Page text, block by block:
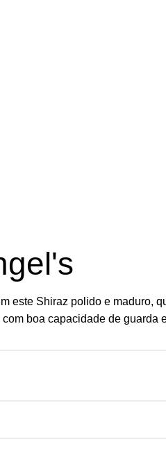
este Shiraz polido e maduro,
boa capacidade de guarda